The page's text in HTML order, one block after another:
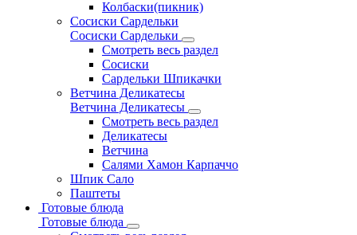
Колбаски(пикник)
Сосиски Сардельки
Сосиски Сардельки
Смотреть весь раздел
Сосиски
Сардельки Шпикачки
Ветчина Деликатесы
Ветчина Деликатесы
Смотреть весь раздел
Деликатесы
Ветчина
Салями Хамон Карпаччо
Шпик Сало
Паштеты
Готовые блюда
Готовые блюда